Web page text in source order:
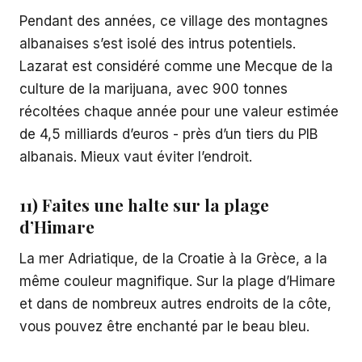
Pendant des années, ce village des montagnes
albanaises s’est isolé des intrus potentiels.
Lazarat est considéré comme une Mecque de la
culture de la marijuana, avec 900 tonnes
récoltées chaque année pour une valeur estimée
de 4,5 milliards d’euros - près d’un tiers du PIB
albanais. Mieux vaut éviter l’endroit.
11) Faites une halte sur la plage
d’Himare
La mer Adriatique, de la Croatie à la Grèce, a la
même couleur magnifique. Sur la plage d’Himare
et dans de nombreux autres endroits de la côte,
vous pouvez être enchanté par le beau bleu.